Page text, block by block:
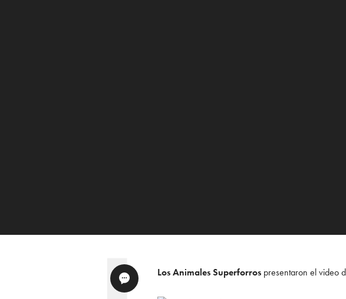
Los Animales Superforros presentaron el video